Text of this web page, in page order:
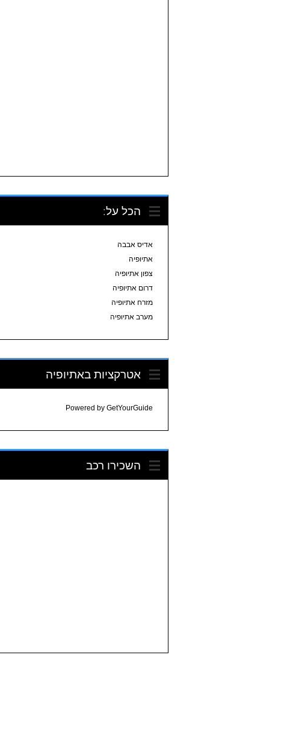
הכל על:
אדיס אבבה
אתיופיה
צפון אתיופיה
דרום אתיופיה
מזרח אתיופיה
מערב אתיופיה
אטרקציות באתיופיה
Powered by GetYourGuide
השכירו רכב